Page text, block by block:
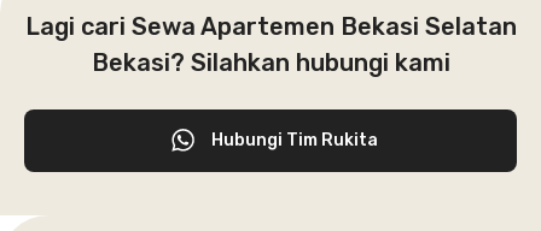
Lagi cari Sewa Apartemen Bekasi Selatan
Bekasi? Silahkan hubungi kami
Hubungi Tim Rukita